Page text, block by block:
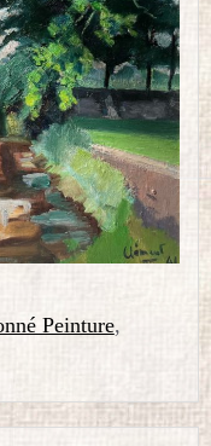
Peinture,